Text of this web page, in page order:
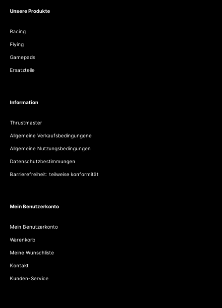
Unsere Produkte
Racing
Flying
Gamepads
Ersatzteile
Information
Thrustmaster
Allgemeine Verkaufsbedingungene
Allgemeine Nutzungsbedingungen
Datenschutzbestimmungen
Barrierefreiheit: teilweise konformität
Mein Benutzerkonto
Mein Benutzerkonto
Warenkorb
Meine Wunschliste
Kontakt
Kunden-Service